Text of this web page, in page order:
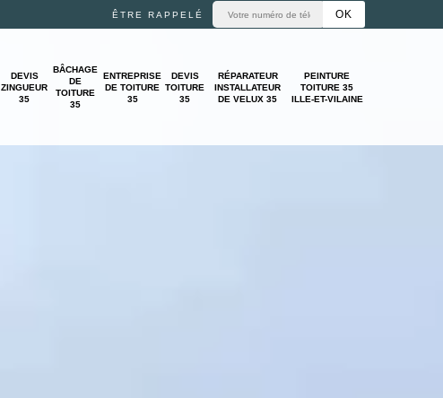
ÊTRE RAPPELÉ
DEVIS
ZINGUEUR
35
BÂCHAGE
DE
TOITURE
35
ENTREPRISE
DE TOITURE
35
DEVIS
TOITURE
35
RÉPARATEUR
INSTALLATEUR
DE VELUX 35
PEINTURE
TOITURE 35
ILLE-ET-VILAINE